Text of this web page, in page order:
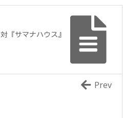
対『サマナハウス』
Prev